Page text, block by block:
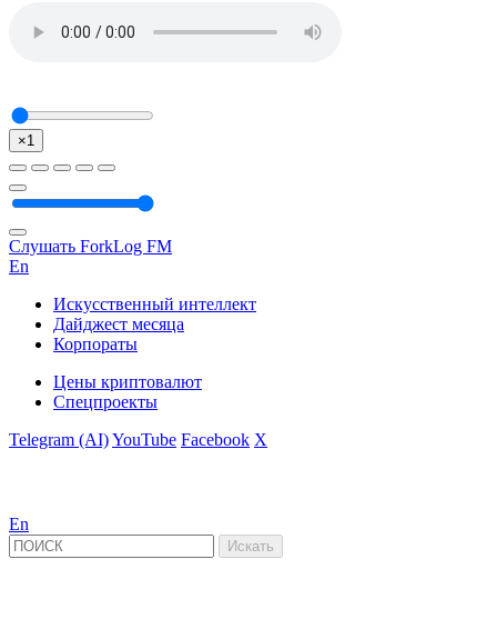
×1
Слушать ForkLog FM
En
Искусственный интеллект
Дайджест месяца
Корпораты
Цены криптовалют
Спецпроекты
Telegram (AI)YouTube Facebook X
En